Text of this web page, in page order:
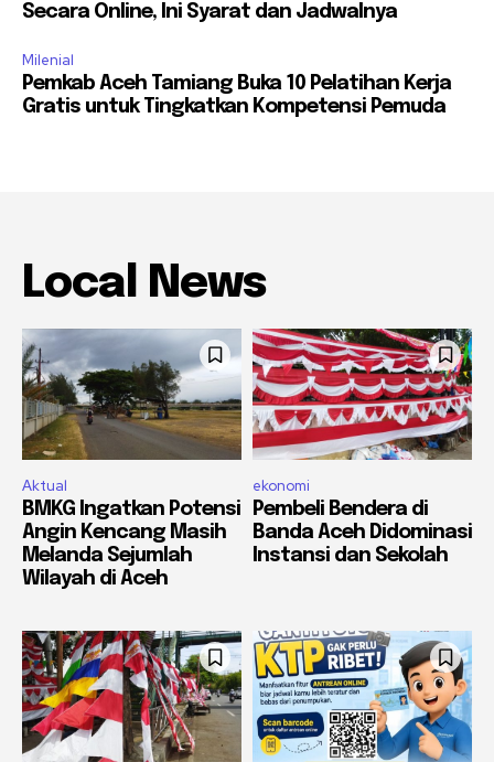
Secara Online, Ini Syarat dan Jadwalnya
Milenial
Pemkab Aceh Tamiang Buka 10 Pelatihan Kerja
Gratis untuk Tingkatkan Kompetensi Pemuda
Local News
Aktual
BMKG Ingatkan Potensi
Angin Kencang Masih
Melanda Sejumlah
Wilayah di Aceh
ekonomi
Pembeli Bendera di
Banda Aceh Didominasi
Instansi dan Sekolah